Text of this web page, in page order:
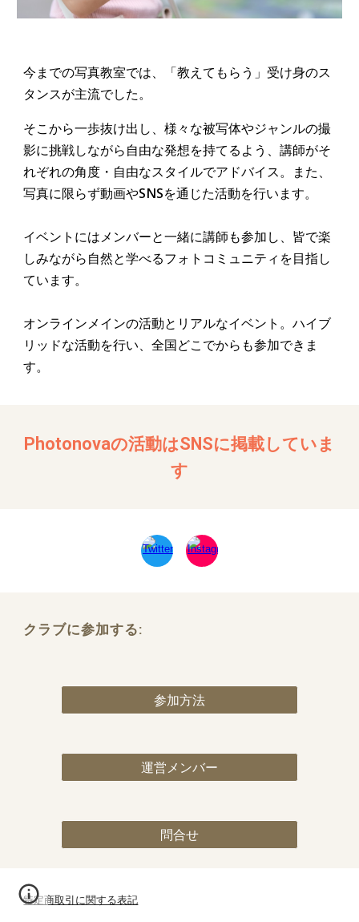
今までの写真教室では、「教えてもらう」受け身のス
タンスが主流でした。
そこから一歩抜け出し、様々な被写体やジャンルの撮
影に挑戦しながら自由な発想を持てるよう、講師がそ
れぞれの角度・自由なスタイルでアドバイス。また、
写真に限らず動画やSNSを通じた活動を行います。
イベントにはメンバーと一緒に講師も参加し、皆で楽
しみながら自然と学べるフォトコミュニティを目指し
ています。
オンラインメインの活動とリアルなイベント。ハイブ
リッドな活動を行い、全国どこでからも参加できま
す。
Photonovaの活動はSNSに掲載していま
す
クラブに参加する:
参加方法
運営メンバー
問合せ
特定商取引に関する表記